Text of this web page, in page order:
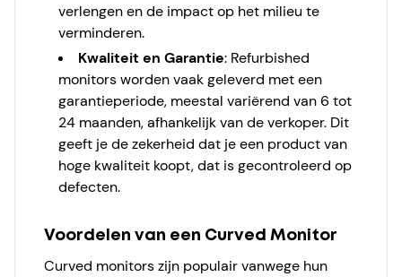
verlengen en de impact op het milieu te
verminderen.
Kwaliteit en Garantie: Refurbished
monitors worden vaak geleverd met een
garantieperiode, meestal variërend van 6 tot
24 maanden, afhankelijk van de verkoper. Dit
geeft je de zekerheid dat je een product van
hoge kwaliteit koopt, dat is gecontroleerd op
defecten.
Voordelen van een Curved Monitor
Curved monitors zijn populair vanwege hun